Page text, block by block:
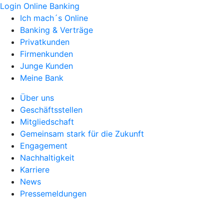
Login Online Banking
Ich mach´s Online
Banking & Verträge
Privatkunden
Firmenkunden
Junge Kunden
Meine Bank
Über uns
Geschäftsstellen
Mitgliedschaft
Gemeinsam stark für die Zukunft
Engagement
Nachhaltigkeit
Karriere
News
Pressemeldungen